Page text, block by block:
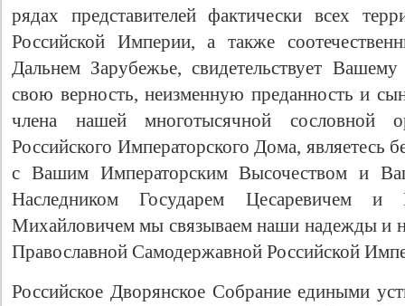
рядах представителей фактически всех
Российской Империи, а также
Дальнем Зарубежье, свидетельствует
свою верность, неизменную преданность и
члена нашей многотысячной сословной
Российского Императорского Дома, являетесь
с Вашим Императорским Высочеством и
Наследником Государем Цесаревичем и
Михайловичем мы связываем наши надежды и
Православной Самодержавной Российской
Российское Дворянское Собрание едиными